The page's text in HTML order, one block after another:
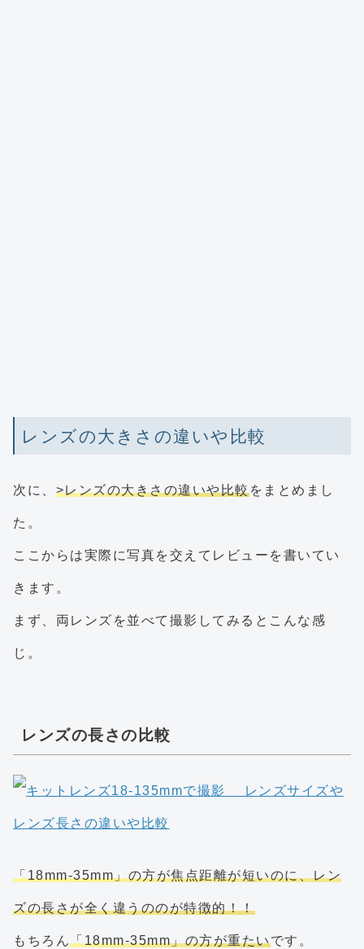
レンズの大きさの違いや比較
次に、 >レンズの大きさの違いや比較をまとめまし
た。
ここからは実際に写真を交えてレビューを書いてい
きます。
まず、両レンズを並べて撮影してみるとこんな感
じ。
レンズの長さの比較
「18mm-35mm」の方が焦点距離が短いのに、レン
ズの長さが全く違うののが特徴的！！
もちろん「18mm-35mm」の方が重たいです。